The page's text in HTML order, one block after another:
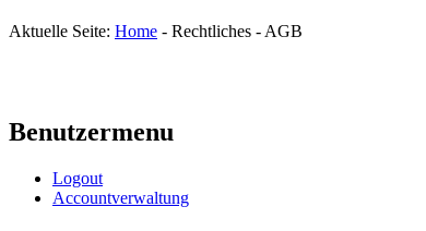
Aktuelle Seite: Home - Rechtliches - AGB
Benutzermenu
Logout
Accountverwaltung